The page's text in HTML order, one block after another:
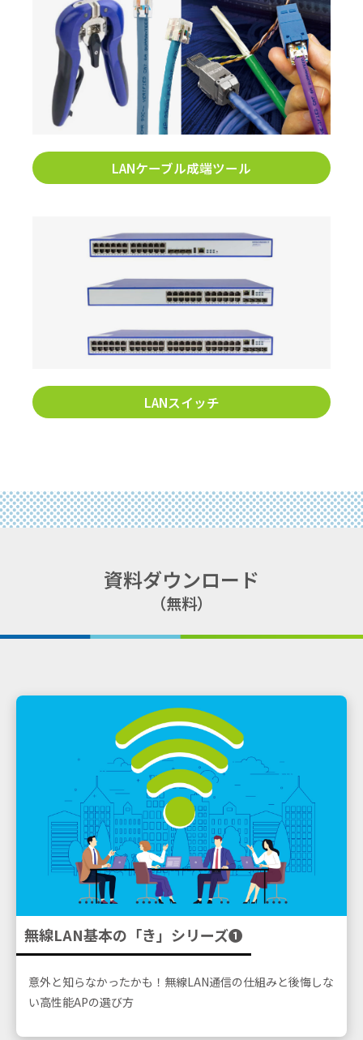
LANケーブル成端ツール
LANスイッチ
資料ダウンロード
（無料）
無線LAN基本の「き」シリーズ➊
意外と知らなかったかも！ 無線LAN通信の仕組みと後悔しな
い高性能APの選び方